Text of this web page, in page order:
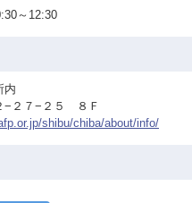
～12:30
内
−２７−２５ ８Ｆ
shibu/chiba/about/info/